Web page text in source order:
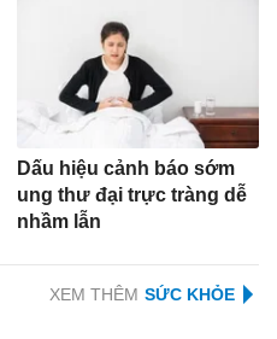
Dấu hiệu cảnh báo sớm
ung thư đại trực tràng dễ
nhầm lẫn
XEM THÊM